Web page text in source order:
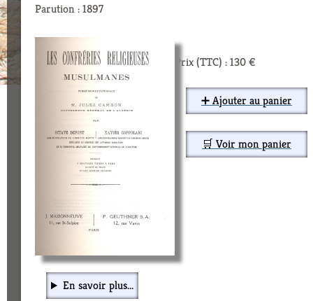
Parution : 1897
Prix (TTC) : 130 €
➕ Ajouter au panier
🛒 Voir mon panier
En savoir plus...